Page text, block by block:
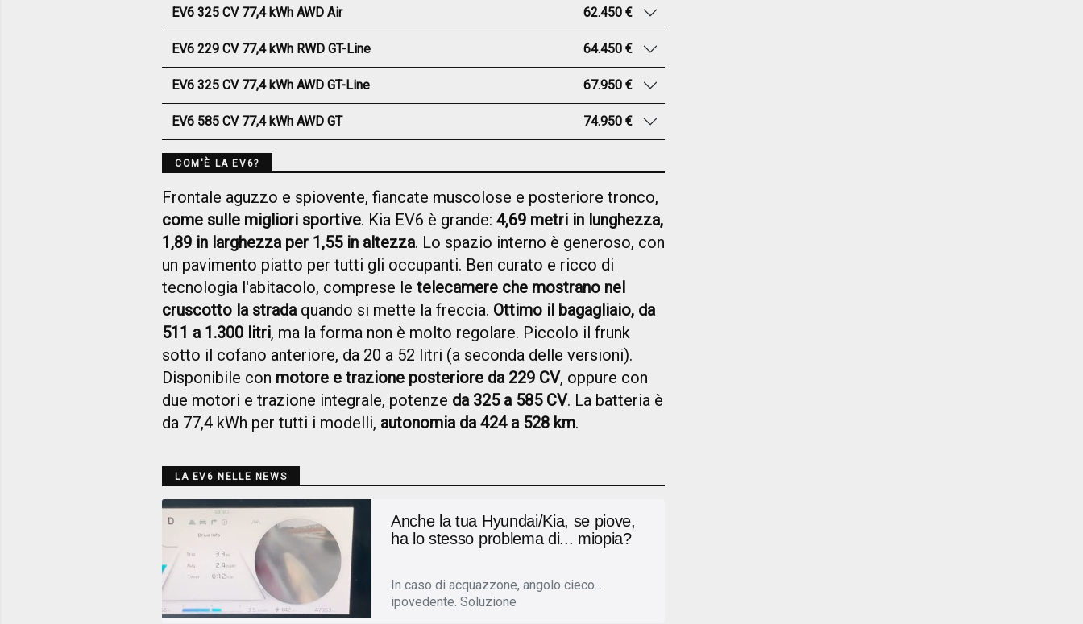
EV6 325 CV 77,4 kWh AWD Air 62.450 €
EV6 229 CV 77,4 kWh RWD GT-Line 64.450 €
EV6 325 CV 77,4 kWh AWD GT-Line 67.950 €
EV6 585 CV 77,4 kWh AWD GT 74.950 €
COM'È LA EV6?
Frontale aguzzo e spiovente, fiancate muscolose e posteriore tronco,
come sulle migliori sportive. Kia EV6 è grande: 4,69 metri in lunghezza,
1,89 in larghezza per 1,55 in altezza. Lo spazio interno è generoso, con
un pavimento piatto per tutti gli occupanti. Ben curato e ricco di
tecnologia l'abitacolo, comprese le telecamere che mostrano nel
cruscotto la stradaquando si mette la freccia. Ottimo il bagagliaio, da
511 a 1.300 litri, ma la forma non è molto regolare. Piccolo il frunk
sotto il cofano anteriore, da 20 a 52 litri (a seconda delle versioni).
Disponibile con motore e trazione posteriore da 229 CV, oppure con
due motori e trazione integrale, potenze da 325 a 585 CV. La batteria è
da 77,4 kWh per tutti i modelli, autonomia da 424 a 528 km.
LA EV6 NELLE NEWS
Anche la tua Hyundai/Kia, se piove,
ha lo stesso problema di... miopia?
In caso di acquazzone, angolo cieco...
ipovedente. Soluzione